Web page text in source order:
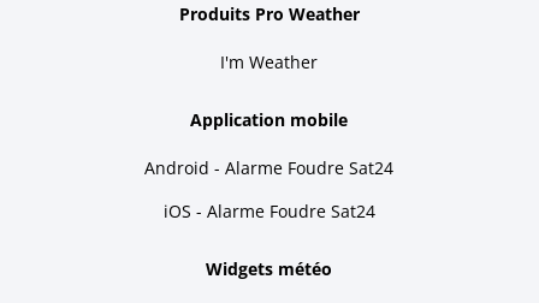
Produits Pro Weather
I'm Weather
Application mobile
Android - Alarme Foudre Sat24
iOS - Alarme Foudre Sat24
Widgets météo